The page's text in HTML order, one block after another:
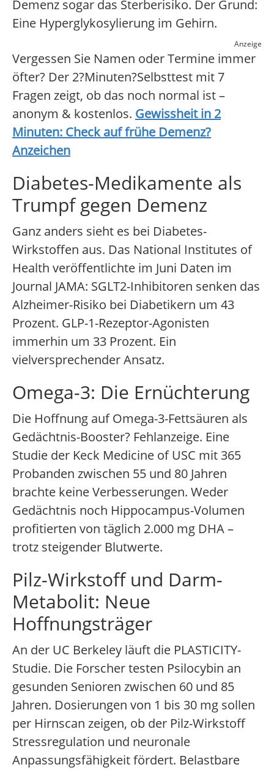
Demenz sogar das Sterberisiko. Der Grund:
Eine Hyperglykosylierung im Gehirn.
Anzeige
Vergessen Sie Namen oder Termine immer
öfter? Der 2?Minuten?Selbsttest mit 7
Fragen zeigt, ob das noch normal ist –
anonym & kostenlos. Gewissheit in 2
Minuten: Check auf frühe Demenz?
Anzeichen
Diabetes-Medikamente als
Trumpf gegen Demenz
Ganz anders sieht es bei Diabetes-
Wirkstoffen aus. Das National Institutes of
Health veröffentlichte im Juni Daten im
Journal JAMA: SGLT2-Inhibitoren senken das
Alzheimer-Risiko bei Diabetikern um 43
Prozent. GLP-1-Rezeptor-Agonisten
immerhin um 33 Prozent. Ein
vielversprechender Ansatz.
Omega-3: Die Ernüchterung
Die Hoffnung auf Omega-3-Fettsäuren als
Gedächtnis-Booster? Fehlanzeige. Eine
Studie der Keck Medicine of USC mit 365
Probanden zwischen 55 und 80 Jahren
brachte keine Verbesserungen. Weder
Gedächtnis noch Hippocampus-Volumen
profitierten von täglich 2.000 mg DHA –
trotz steigender Blutwerte.
Pilz-Wirkstoff und Darm-
Metabolit: Neue
Hoffnungsträger
An der UC Berkeley läuft die PLASTICITY-
Studie. Die Forscher testen Psilocybin an
gesunden Senioren zwischen 60 und 85
Jahren. Dosierungen von 1 bis 30 mg sollen
per Hirnscan zeigen, ob der Pilz-Wirkstoff
Stressregulation und neuronale
Anpassungsfähigkeit fördert. Belastbare